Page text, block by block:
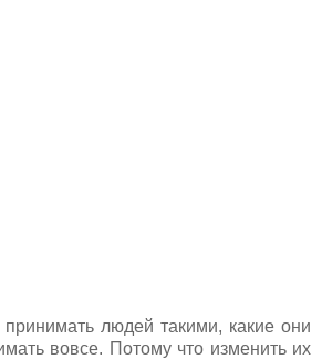
людей такими, какие они
вовсе. Потому что изменить их